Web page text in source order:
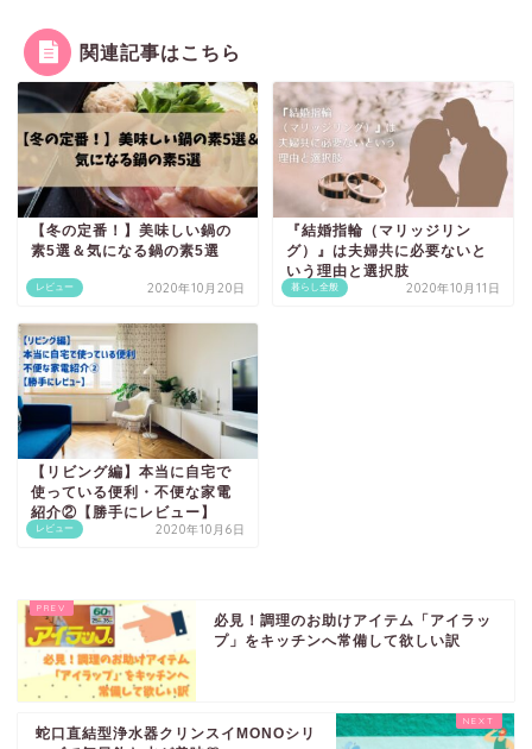
関連記事はこちら
レビュー
【冬の定番！】美味しい鍋の
素5選＆気になる鍋の素5選
2020年10月20日 暮らし全般
『結婚指輪（マリッジリン
グ）』は夫婦共に必要ないと
いう理由と選択肢
2020年10月11日
レビュー
【リビング編】本当に自宅で
使っている便利・不便な家電
紹介②【勝手にレビュー】
2020年10月6日
必見！調理のお助けアイテム「アイラッ
プ」をキッチンへ常備して欲しい訳
蛇口直結型浄水器クリンスイMONOシリ